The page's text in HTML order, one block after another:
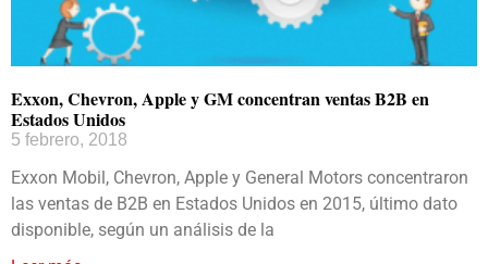
Exxon, Chevron, Apple y GM concentran ventas B2B en
Estados Unidos
5 febrero, 2018
Exxon Mobil, Chevron, Apple y General Motors concentraron
las ventas de B2B en Estados Unidos en 2015, último dato
disponible, según un análisis de la